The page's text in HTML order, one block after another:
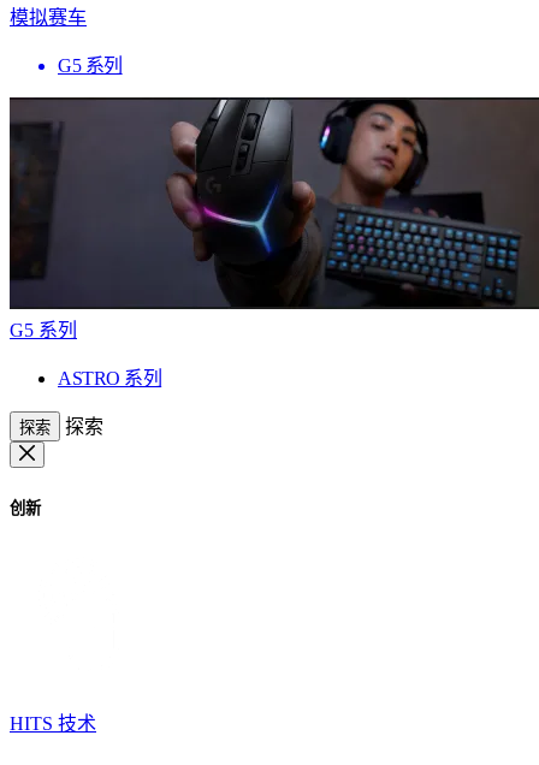
模拟赛车
G5 系列
G5 系列
ASTRO 系列
探索 探索
创新
HITS 技术